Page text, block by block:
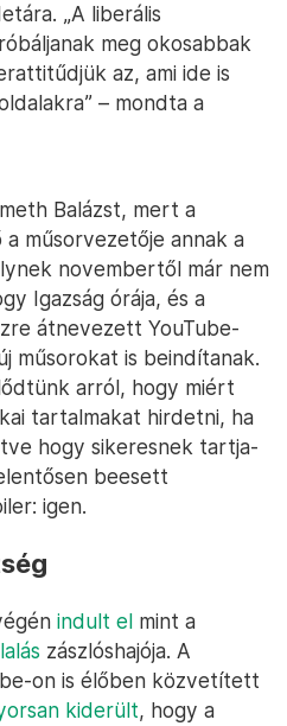
„A liberális
meg okosabbak
az, ami ide is
– mondta a
Balázst, mert a
műsorvezetője annak a
novembertől már nem
Igazság órája, és a
átnevezett YouTube-
műsorokat is beindítanak.
arról, hogy miért
tartalmakat hirdetni, ha
hogy sikeresnek tartja-
beesett
igen.
indult el mint a
zászlóshajója. A
on is élőben közvetített
kiderült, hogy a